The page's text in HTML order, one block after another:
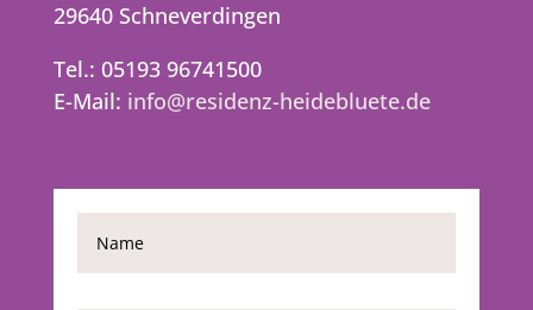
29640 Schneverdingen
Tel.: 05193 96741500
E-Mail: info@residenz-heidebluete.de